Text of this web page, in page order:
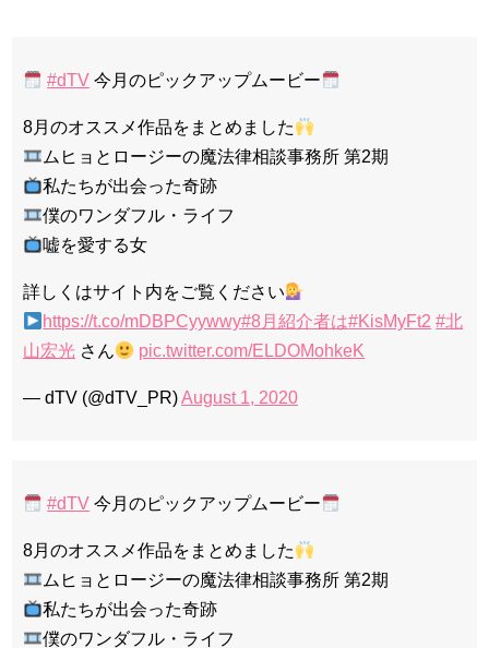
#dTV 今月のピックアップムービー
8月のオススメ作品をまとめました
ムヒョとロージーの魔法律相談事務所 第2期
私たちが出会った奇跡
僕のワンダフル・ライフ
嘘を愛する女
詳しくはサイト内をご覧ください
https://t.co/mDBPCyywwy#8月紹介者は#KisMyFt2 #北
山宏光 さん pic.twitter.com/ELDOMohkeK
— dTV (@dTV_PR)August 1, 2020
#dTV 今月のピックアップムービー
8月のオススメ作品をまとめました
ムヒョとロージーの魔法律相談事務所 第2期
私たちが出会った奇跡
僕のワンダフル・ライフ